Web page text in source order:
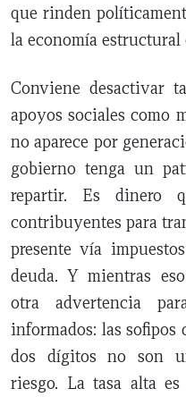
que rinden
la economía estructural
Conviene desactivar
apoyos sociales como
no aparece por
gobierno tenga un
repartir. Es dinero
contribuyentes para
presente vía
deuda. Y mientras
otra advertencia
informados: las sofipos
dos dígitos no son
riesgo. La tasa alta